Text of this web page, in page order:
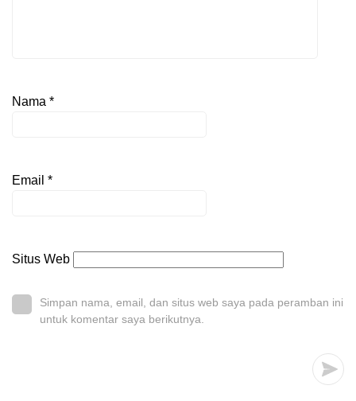
Nama *
Email *
Situs Web
Simpan nama, email, dan situs web saya pada peramban ini
untuk komentar saya berikutnya.